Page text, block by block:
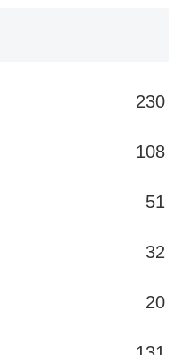
230
108
51
32
20